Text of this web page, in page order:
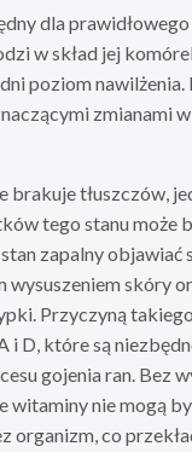
dla
w skład jej
poziom nawilżenia.
zmianami
brakuje tłuszczów,
tego stanu może
zapalny objawiać
wysuszeniem skóry
Przyczyną
i D, które są
gojenia ran. Bez
witaminy nie mogą
organizm, co